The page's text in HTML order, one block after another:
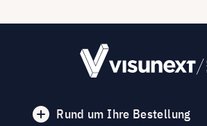
Rund um Ihre Bestellung